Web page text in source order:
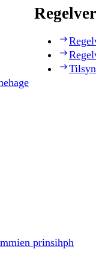
Tilsyn
prinsihph